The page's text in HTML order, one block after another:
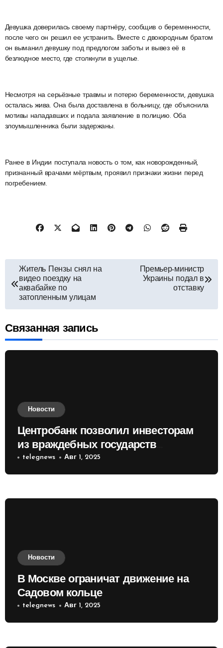
Девушка доверилась своему партнёру, сообщив о беременности,
после чего он решил ее устранить. Вместе с двоюродным братом
он выманил девушку под предлогом заботы и вывез её в
безлюдное место, где столкнули в ущелье.
Несмотря на серьёзные травмы и потерю беременности, девушка
осталась жива. Она была доставлена в больницу, где объяснила
мотивы нападавших и подала заявление в полицию. Оба
злоумышленника были задержаны.
Ранее в Индии поступала новость о том, как новорожденный,
признанный врачами мёртвым, проявил признаки жизни перед
погребением.
Навигация
по
записям
Житель Пензы снял на
видео поездку на
аквабайке по
затопленным улицам
Премьер-министр
Украины подал в
отставку
Связанная запись
Новости
Центробанк позволил инвесторам
из враждебных государств
приобретать валюту
telegnews Авг 1, 2025
Новости
В Москве ограничат движение на
Садовом кольце
telegnews Авг 1, 2025